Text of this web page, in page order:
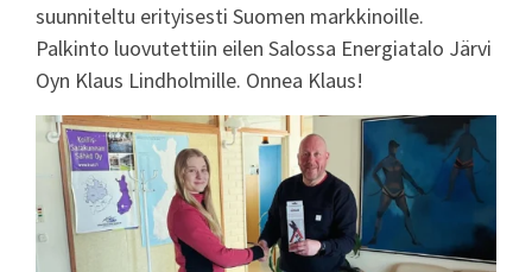
suunniteltu erityisesti Suomen markkinoille.
Palkinto luovutettiin eilen Salossa Energiatalo Järvi
Oyn Klaus Lindholmille. Onnea Klaus!